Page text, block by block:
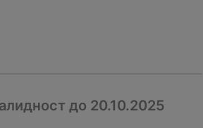
до 20.10.2025